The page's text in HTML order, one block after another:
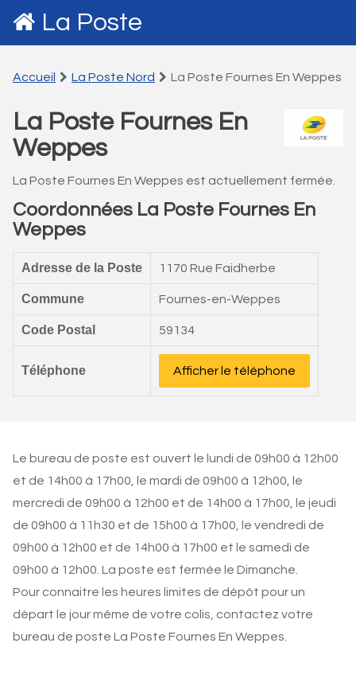
La Poste
Accueil La Poste Nord La Poste Fournes En Weppes
La Poste Fournes En
Weppes
La Poste Fournes En Weppes est actuellement fermée.
Coordonnées La Poste Fournes En
Weppes
Adresse de la Poste 1170 Rue Faidherbe
Commune Fournes-en-Weppes
Code Postal 59134
Téléphone Afficher le téléphone
Le bureau de poste est ouvert le lundi de 09h00 à 12h00
et de 14h00 à 17h00, le mardi de 09h00 à 12h00, le
mercredi de 09h00 à 12h00 et de 14h00 à 17h00, le jeudi
de 09h00 à 11h30 et de 15h00 à 17h00, le vendredi de
09h00 à 12h00 et de 14h00 à 17h00 et le samedi de
09h00 à 12h00. La poste est fermée le Dimanche.
Pour connaitre les heures limites de dépôt pour un
départ le jour même de votre colis, contactez votre
bureau de poste La Poste Fournes En Weppes.